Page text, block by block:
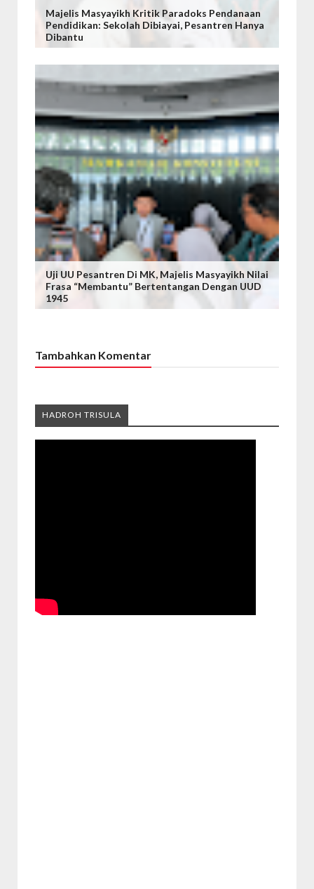
Majelis Masyayikh Kritik Paradoks Pendanaan
Pendidikan: Sekolah Dibiayai, Pesantren Hanya
Dibantu
Uji UU Pesantren Di MK, Majelis Masyayikh Nilai
Frasa “Membantu” Bertentangan Dengan UUD
1945
Tambahkan Komentar
HADROH TRISULA